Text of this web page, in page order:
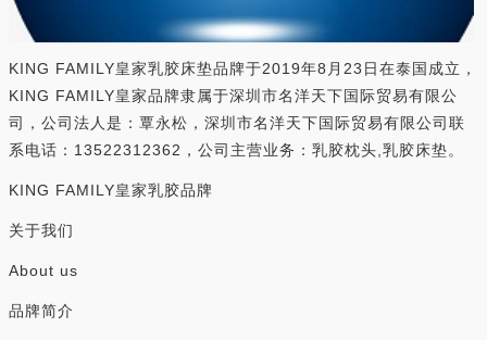
KING FAMILY皇家乳胶床垫品牌于2019年8月23日在泰国成立，
KING FAMILY皇家品牌隶属于深圳市名洋天下国际贸易有限公
司，公司法人是：覃永松，深圳市名洋天下国际贸易有限公司联
系电话：13522312362，公司主营业务：乳胶枕头,乳胶床垫。
KING FAMILY皇家乳胶品牌
关于我们
About us
品牌简介